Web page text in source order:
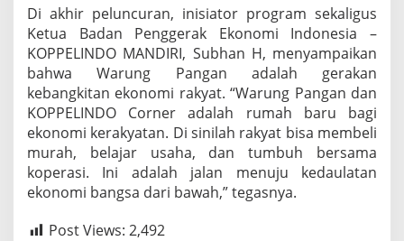
Di akhir peluncuran, inisiator program sekaligus
Ketua Badan Penggerak Ekonomi Indonesia –
KOPPELINDO MANDIRI, Subhan H, menyampaikan
bahwa Warung Pangan adalah gerakan
kebangkitan ekonomi rakyat. “Warung Pangan dan
KOPPELINDO Corner adalah rumah baru bagi
ekonomi kerakyatan. Di sinilah rakyat bisa membeli
murah, belajar usaha, dan tumbuh bersama
koperasi. Ini adalah jalan menuju kedaulatan
ekonomi bangsa dari bawah,” tegasnya.
Post Views: 2,492